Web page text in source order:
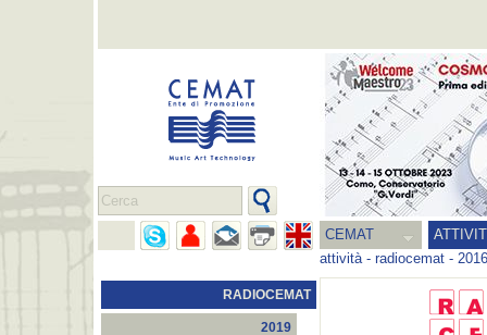
CEMAT
attività- radiocemat - 2016
RADIOCEMAT
2019